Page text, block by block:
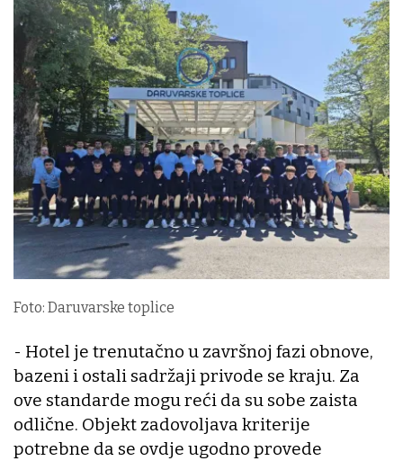
Foto: Daruvarske toplice
- Hotel je trenutačno u završnoj fazi obnove,
bazeni i ostali sadržaji privode se kraju. Za
ove standarde mogu reći da su sobe zaista
odlične. Objekt zadovoljava kriterije
potrebne da se ovdje ugodno provede